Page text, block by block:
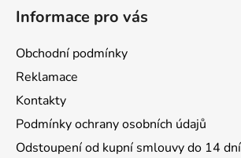
Informace pro vás
Obchodní podmínky
Reklamace
Kontakty
Podmínky ochrany osobních údajů
Odstoupení od kupní smlouvy do 14 dní